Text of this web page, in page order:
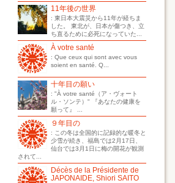
11年後の世界
: 東日本大震災から11年が経ちま
した。 東北が、日本が傷つき、立
ち直るために必死になっていた...
À votre santé
: Que ceux qui sont avec vous
soient en santé. Q...
十年目の願い
: "À votre santé（ア・ヴォート
ル・ソンテ）" 『あなたの健康を
願って』 ...
９年目の
: この冬は全国的に記録的な暖冬と
少雪が続き、福島では2月17日、
仙台では3月1日に梅の開花が観測
されて...
Décès de la Présidente de
JAPONAIDE, Shiori SAITO